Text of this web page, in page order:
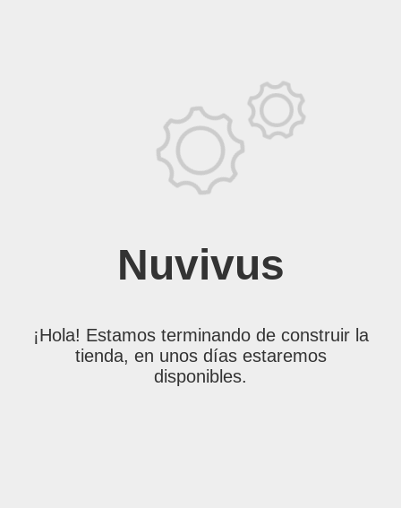
Nuvivus
¡Hola! Estamos terminando de construir la
tienda, en unos días estaremos
disponibles.